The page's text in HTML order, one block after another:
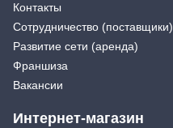
Контакты
Сотрудничество (поставщики)
Развитие сети (аренда)
Франшиза
Вакансии
Интернет-магазин